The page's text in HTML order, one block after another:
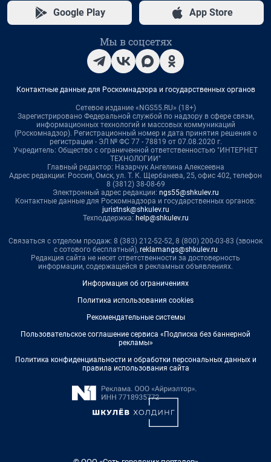
Google Play App Store
Мы в соцсетях
Контактные данные для Роскомнадзора и государственных органов
Сетевое издание «NGS55.RU» (18+)
Зарегистрировано Федеральной службой по надзору в сфере связи,
информационных технологий и массовых коммуникаций
(Роскомнадзор). Регистрационный номер и дата принятия решения о
регистрации - ЭЛ № ФС 77 - 78819 от 07.08.2020 г.
Учредитель: Общество с ограниченной ответственностью "ИНТЕРНЕТ
ТЕХНОЛОГИИ"
Главный редактор: Назарчук Ангелина Алексеевна
Адрес редакции: Россия, Омск, ул. Т. К. Щербанева, 25, офис 402, телефон
8 (3812) 38-08-69
Электронный адрес редакции: ngs55@shkulev.ru
Контактные данные для Роскомнадзора и государственных органов:
juristnsk@shkulev.ru
Техподдержка: help@shkulev.ru
Связаться с отделом продаж: 8 (383) 212-52-52, 8 (800) 200-03-83 (звонок
с сотового бесплатный), reklamangs@shkulev.ru
Редакция сайта не несет ответственности за достоверность
информации, содержащейся в рекламных объявлениях.
Информация об ограничениях
Политика использования cookies
Рекомендательные системы
Пользовательское соглашение сервиса «Подписка без баннерной
рекламы»
Политика конфиденциальности и обработки персональных данных и
правила использования сайта